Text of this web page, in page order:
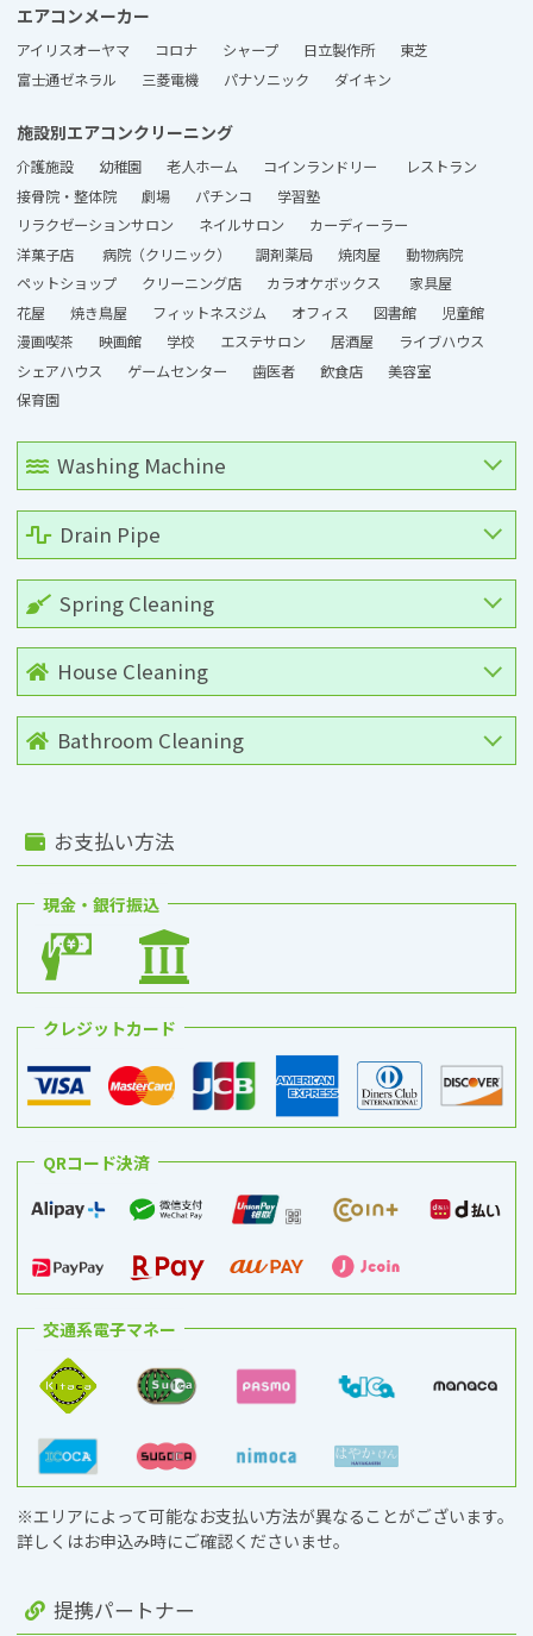
エアコンメーカー
アイリスオーヤマ コロナ シャープ 日立製作所
東芝
富士通ゼネラル
三菱電機 パナソニック ダイキン
施設別エアコンクリーニング
介護施設 幼稚園 老人ホーム コインランドリー
レストラン
接骨院・整体院
劇場 パチンコ
学習塾
リラクゼーションサロン
ネイルサロン
カーディーラー
洋菓子店
病院（クリニック） 調剤薬局 焼肉屋
動物病院
ペットショップ
クリーニング店 カラオケボックス
家具屋
花屋
焼き鳥屋 フィットネスジム オフィス 図書館
児童館
漫画喫茶
映画館 学校 エステサロン 居酒屋
ライブハウス
シェアハウス
ゲームセンター 歯医者 飲食店
美容室
保育園
Washing Machine
Drain Pipe
Spring Cleaning
House Cleaning
Bathroom Cleaning
お支払い方法
現金・銀行振込
クレジットカード
QRコード決済
交通系電子マネー
※エリアによって可能なお支払い方法が異なることがございます。
詳しくはお申込み時にご確認くださいませ。
提携パートナー